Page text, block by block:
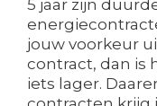
5 jaar zijn
jouw voorkeur
contract, dan is
iets lager.